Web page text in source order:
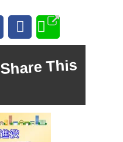
Share This